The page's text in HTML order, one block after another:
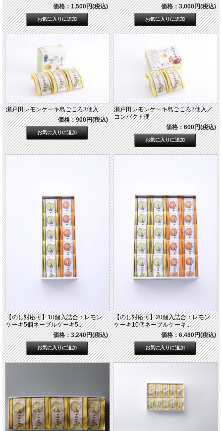
価格：1,500円(税込)
価格：3,000円(税込)
瀬戸田レモンケーキ島ごころ3個入
価格：900円(税込)
瀬戸田レモンケーキ島ごころ2個入／
コンパクト便
価格：600円(税込)
【のし対応可】10個入詰合：レモン
ケーキ5個ネーブルケーキ5...
価格：3,240円(税込)
【のし対応可】20個入詰合：レモン
ケーキ10個ネーブルケーキ...
価格：6,480円(税込)